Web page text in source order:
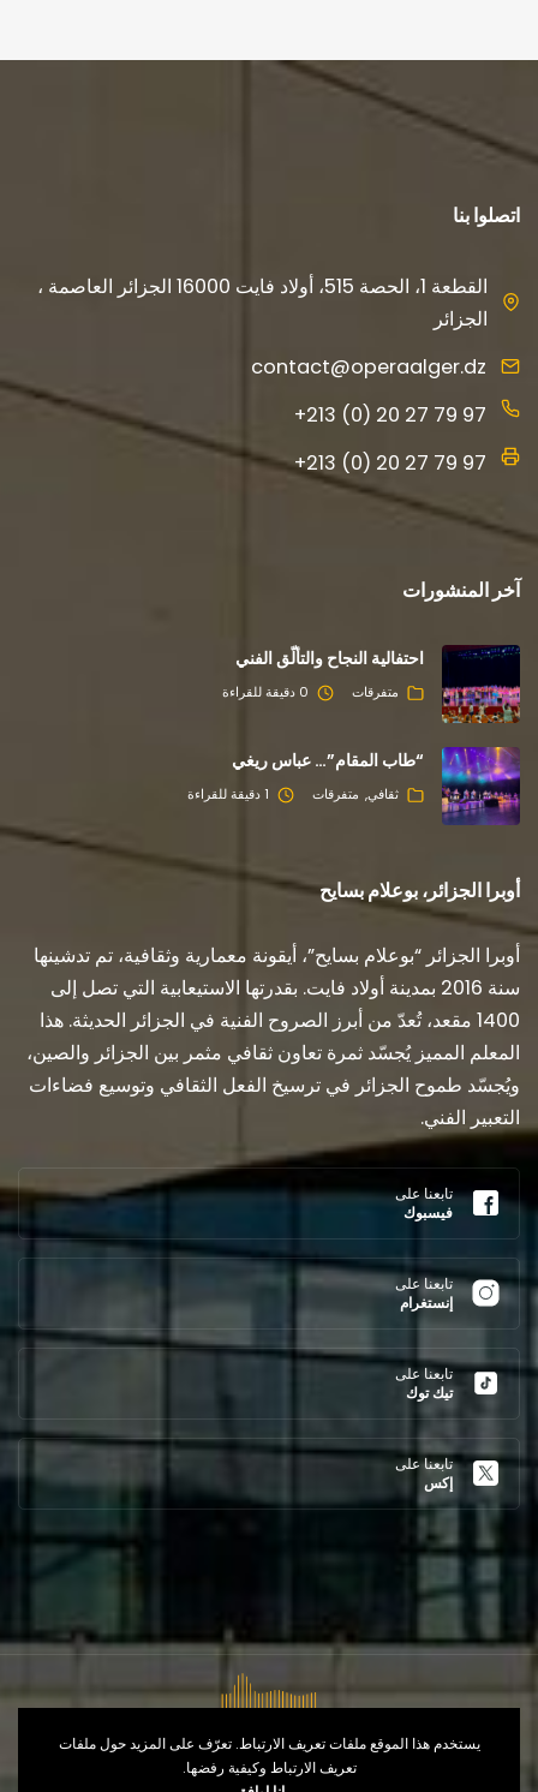
اتصلوا بنا
القطعة 1، الحصة 515، أولاد فايت 16000 الجزائر العاصمة ،
الجزائر
contact@operaalger.dz
+213 (0) 20 27 79 97
+213 (0) 20 27 79 97
آخر المنشورات
احتفالية النجاح والتألّق الفني
متفرقات 0 دقيقة للقراءة
“طاب المقام”… عباس ريغي
ثقافي متفرقات 1 دقيقة للقراءة
أوبرا الجزائر، بوعلام بسايح
أوبرا الجزائر “بوعلام بسايح”، أيقونة معمارية وثقافية، تم تدشينها
سنة 2016 بمدينة أولاد فايت. بقدرتها الاستيعابية التي تصل إلى
1400 مقعد، تُعدّ من أبرز الصروح الفنية في الجزائر الحديثة. هذا
المعلم المميز يُجسّد ثمرة تعاون ثقافي مثمر بين الجزائر والصين،
ويُجسّد طموح الجزائر في ترسيخ الفعل الثقافي وتوسيع فضاءات
التعبير الفني.
تابعنا على
فيسبوك
تابعنا على
إنستغرام
تابعنا على
تيك توك
تابعنا على
إكس
حقوق النشر © 2026 Opéra d'Alger
يستخدم هذا الموقع ملفات تعريف الارتباط. تعرّف على المزيد حول ملفات
تعريف الارتباط وكيفية رفضها.